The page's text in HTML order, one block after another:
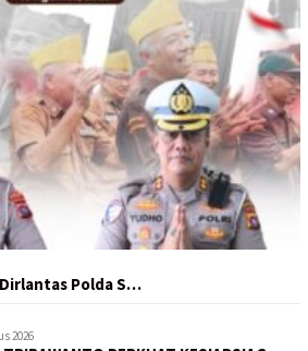
Polda S…
2026